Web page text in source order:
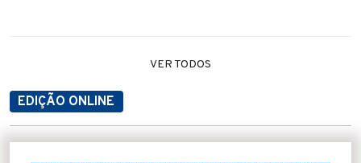
VER TODOS
EDIÇÃO ONLINE